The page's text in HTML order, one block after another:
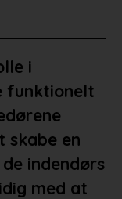
i
funktionelt
skabe en
indendørs
med at